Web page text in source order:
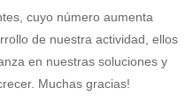
cuyo número aumenta
de nuestra actividad, ellos
en nuestras soluciones y
Muchas gracias!